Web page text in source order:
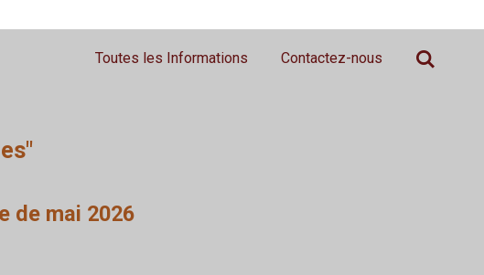
Toutes les Informations Contactez-nous
de mai 2026